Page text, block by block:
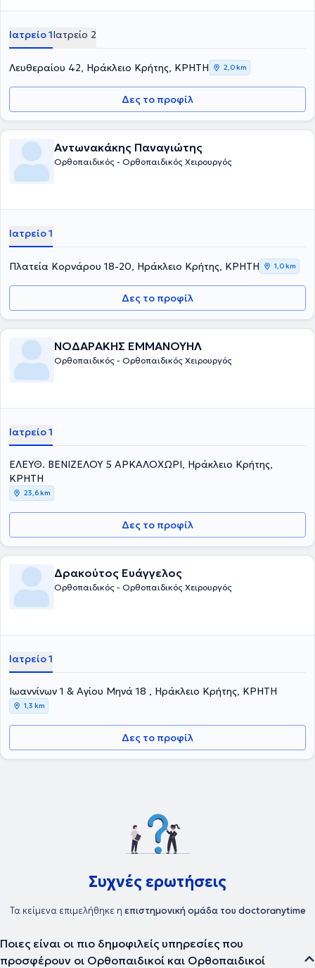
Ιατρείο 1Ιατρείο 2
Λευθεραίου 42, Ηράκλειο Κρήτης, ΚΡΗΤΗ 2,0 km
Δες το προφίλ
Αντωνακάκης Παναγιώτης
Ορθοπαιδικός - Ορθοπαιδικός Χειρουργός
Ιατρείο 1
Πλατεία Κορνάρου 18-20, Ηράκλειο Κρήτης, ΚΡΗΤΗ 1,0 km
Δες το προφίλ
ΝΟΔΑΡΑΚΗΣ ΕΜΜΑΝΟΥΗΛ
Ορθοπαιδικός - Ορθοπαιδικός Χειρουργός
Ιατρείο 1
ΕΛΕΥΘ. ΒΕΝΙΖΕΛΟΥ 5 ΑΡΚΑΛΟΧΩΡΙ, Ηράκλειο Κρήτης,
ΚΡΗΤΗ
23,6 km
Δες το προφίλ
Δρακούτος Ευάγγελος
Ορθοπαιδικός - Ορθοπαιδικός Χειρουργός
Ιατρείο 1
Ιωαννίνων 1 & Αγίου Μηνά 18 , Ηράκλειο Κρήτης, ΚΡΗΤΗ
1,3 km
Δες το προφίλ
Συχνές ερωτήσεις
Τα κείμενα επιμελήθηκε η επιστημονική ομάδα του doctoranytime
Ποιες είναι οι πιο δημοφιλείς υπηρεσίες που
προσφέρουν οι Ορθοπαιδικοί και Ορθοπαιδικοί